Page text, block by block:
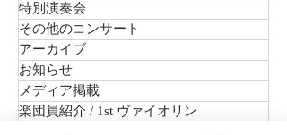
特別演奏会
その他のコンサート
アーカイブ
お知らせ
メディア掲載
楽団員紹介 / 1st ヴァイオリン